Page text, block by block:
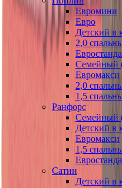
Евромини
Евро
Детский в
2,0
Семейный
Евромакси
2,0
1,5
Ранфорс
Семейный
Детский в
Евромакси
1,5
Сатин
Детский в